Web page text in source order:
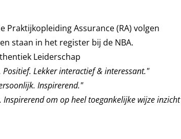
Praktijkopleiding Assurance (RA) volgen
staan in het register bij de NBA.
Leiderschap
Lekker interactief & interessant."
Inspirerend."
om op heel toegankelijke wijze